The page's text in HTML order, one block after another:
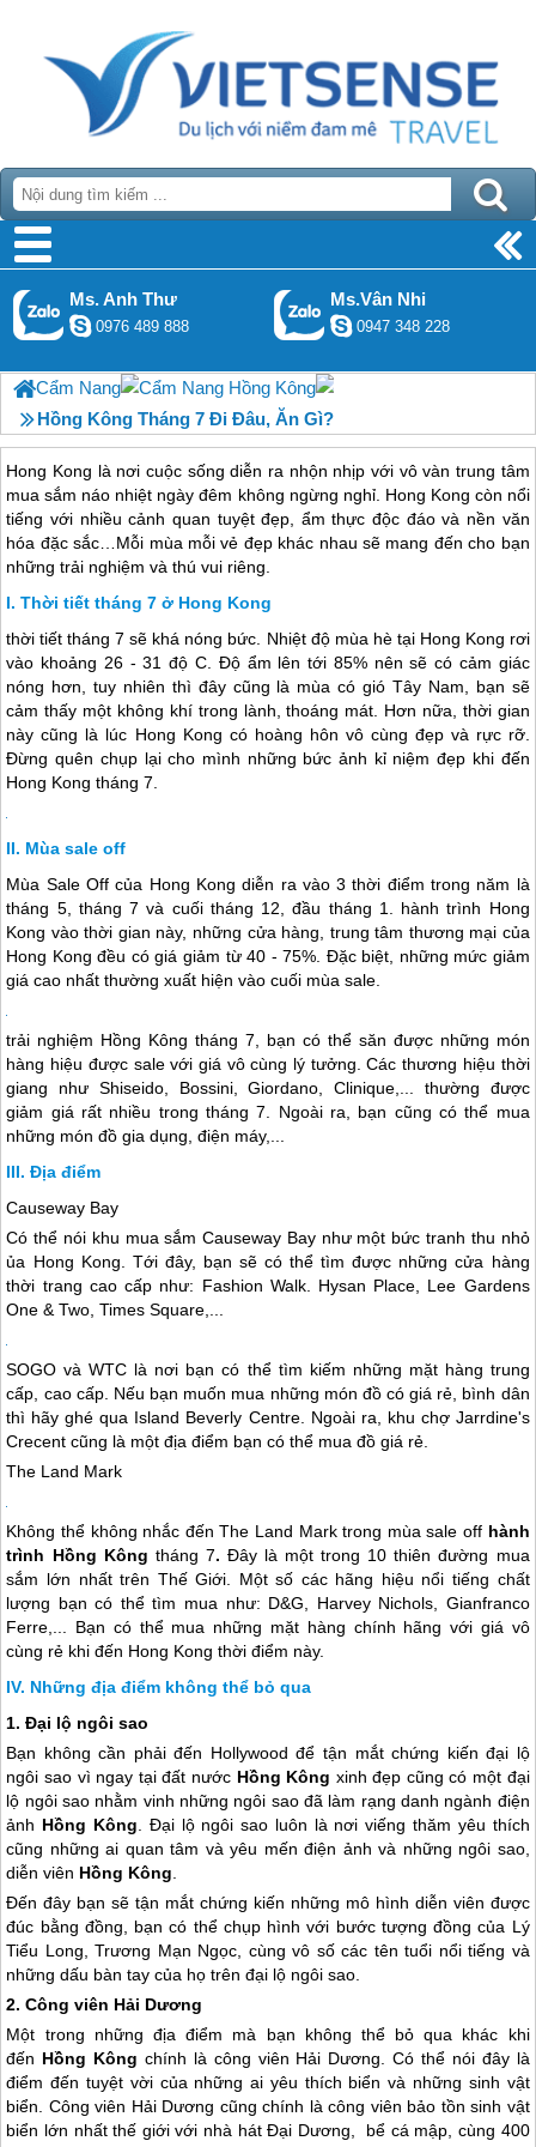
Ms. Anh Thư
0976 489 888
Ms.Vân Nhi
0947 348 228
Cẩm Nang
Cẩm Nang Hồng Kông
Hồng Kông Tháng 7 Đi Đâu, Ăn Gì?
Hong Kong là nơi cuộc sống diễn ra nhộn nhịp với vô vàn trung tâm
mua sắm náo nhiệt ngày đêm không ngừng nghỉ. Hong Kong còn nổi
tiếng với nhiều cảnh quan tuyệt đẹp, ẩm thực độc đáo và nền văn
hóa đặc sắc…Mỗi mùa mỗi vẻ đẹp khác nhau sẽ mang đến cho bạn
những trải nghiệm và thú vui riêng.
Thời tiết tháng 7 ở Hong Kong
thời tiết tháng 7 sẽ khá nóng bức. Nhiệt độ mùa hè tại Hong Kong rơi
vào khoảng 26 - 31 độ C. Độ ẩm lên tới 85% nên sẽ có cảm giác
nóng hơn, tuy nhiên thì đây cũng là mùa có gió Tây Nam, bạn sẽ
cảm thấy một không khí trong lành, thoáng mát. Hơn nữa, thời gian
này cũng là lúc Hong Kong có hoàng hôn vô cùng đẹp và rực rỡ.
Đừng quên chụp lại cho mình những bức ảnh kỉ niệm đẹp khi đến
Hong Kong tháng 7.
Mùa sale off
Mùa Sale Off của Hong Kong diễn ra vào 3 thời điểm trong năm là
tháng 5, tháng 7 và cuối tháng 12, đầu tháng 1. hành trình Hong
Kong vào thời gian này, những cửa hàng, trung tâm thương mại của
Hong Kong đều có giá giảm từ 40 - 75%. Đặc biệt, những mức giảm
giá cao nhất thường xuất hiện vào cuối mùa sale.
trải nghiệm Hồng Kông tháng 7, bạn có thể săn được những món
hàng hiệu được sale với giá vô cùng lý tưởng. Các thương hiệu thời
giang như Shiseido, Bossini, Giordano, Clinique,... thường được
giảm giá rất nhiều trong tháng 7. Ngoài ra, bạn cũng có thể mua
những món đồ gia dụng, điện máy,...
Địa điểm
Causeway Bay
Có thể nói khu mua sắm Causeway Bay như một bức tranh thu nhỏ
ủa Hong Kong. Tới đây, bạn sẽ có thể tìm được những cửa hàng
thời trang cao cấp như: Fashion Walk. Hysan Place, Lee Gardens
One & Two, Times Square,...
SOGO và WTC là nơi bạn có thể tìm kiếm những mặt hàng trung
cấp, cao cấp. Nếu bạn muốn mua những món đồ có giá rẻ, bình dân
thì hãy ghé qua Island Beverly Centre. Ngoài ra, khu chợ Jarrdine's
Crecent cũng là một địa điểm bạn có thể mua đồ giá rẻ.
The Land Mark
Không thể không nhắc đến The Land Mark trong mùa sale off hành
trình Hồng Kông tháng 7. Đây là một trong 10 thiên đường mua
sắm lớn nhất trên Thế Giới. Một số các hãng hiệu nổi tiếng chất
lượng bạn có thể tìm mua như: D&G, Harvey Nichols, Gianfranco
Ferre,... Bạn có thể mua những mặt hàng chính hãng với giá vô
cùng rẻ khi đến Hong Kong thời điểm này.
Những địa điểm không thể bỏ qua
1. Đại lộ ngôi sao
Bạn không cần phải đến Hollywood để tận mắt chứng kiến đại lộ
ngôi sao vì ngay tại đất nước Hồng Kông xinh đẹp cũng có một đại
lộ ngôi sao nhằm vinh những ngôi sao đã làm rạng danh ngành điện
ảnh Hồng Kông. Đại lộ ngôi sao luôn là nơi viếng thăm yêu thích
cũng những ai quan tâm và yêu mến điện ảnh và những ngôi sao,
diễn viên Hồng Kông.
Đến đây bạn sẽ tận mắt chứng kiến những mô hình diễn viên được
đúc bằng đồng, bạn có thể chụp hình với bước tượng đồng của Lý
Tiểu Long, Trương Mạn Ngọc, cùng vô số các tên tuổi nổi tiếng và
những dấu bàn tay của họ trên đại lộ ngôi sao.
2. Công viên Hải Dương
Một trong những địa điểm mà bạn không thể bỏ qua khác khi
đến Hồng Kông chính là công viên Hải Dương. Có thể nói đây là
điểm đến tuyệt vời của những ai yêu thích biển và những sinh vật
biển. Công viên Hải Dương cũng chính là công viên bảo tồn sinh vật
biển lớn nhất thế giới với nhà hát Đại Dương, bể cá mập, cùng 400